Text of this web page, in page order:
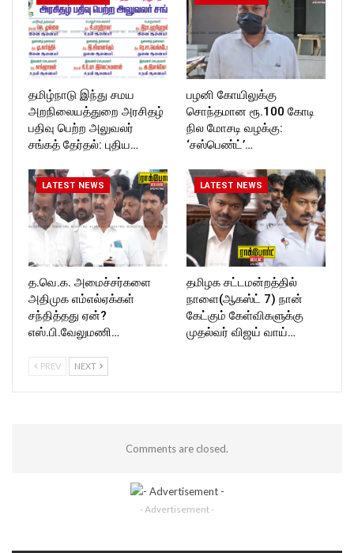
தமிழ்நாடு இந்து சமய
அறநிலையத்துறை அரசிதழ்
பதிவு பெற்ற அலுவலர்
சங்கத் தேர்தல்: புதிய…
பழனி கோயிலுக்கு
சொந்தமான ரூ.100 கோடி
நில மோசடி வழக்கு:
‘சஸ்பெண்ட்’…
LATEST NEWS
த.வெ.க. அமைச்சர்களை
அதிமுக எம்எல்ஏக்கள்
சந்தித்தது ஏன்?
எஸ்.பி.வேலுமணி…
LATEST NEWS
தமிழக சட்டமன்றத்தில்
நாளை(ஆகஸ்ட் 7) நான்
கேட்கும் கேள்விகளுக்கு
முதல்வர் விஜய் வாய்…
PREV NEXT
Comments are closed.
- Advertisement -